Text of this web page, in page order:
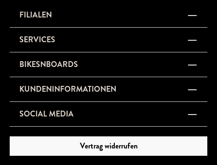
FILIALEN
SERVICES
BIKESNBOARDS
KUNDENINFORMATIONEN
SOCIAL MEDIA
Vertrag widerrufen